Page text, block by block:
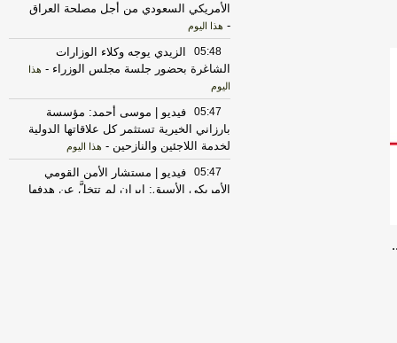
الأمريكي السعودي من أجل مصلحة العراق
- هذا اليوم
05:48
الزيدي يوجه وكلاء الوزارات
الشاغرة بحضور جلسة مجلس الوزراء - هذا
اليوم
05:47
فيديو | موسى أحمد: مؤسسة
بارزاني الخيرية تستثمر كل علاقاتها الدولية
لخدمة اللاجئين والنازحين - هذا اليوم
05:47
فيديو | مستشار الأمن القومي
الأمريكي الأسبق: إيران لم تتخلَّ عن هدفها